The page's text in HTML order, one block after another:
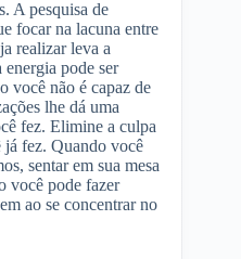
A pesquisa de
focar na lacuna entre
realizar leva a
energia pode ser
você não é capaz de
lhe dá uma
fez. Elimine a culpa
já fez. Quando você
sentar em sua mesa
você pode fazer
ao se concentrar no